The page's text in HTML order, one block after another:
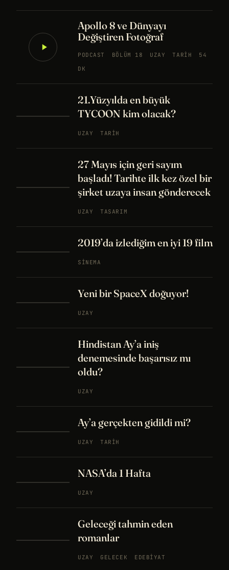
Apollo 8 ve Dünyayı
Değiştiren Fotoğraf
PODCAST BÖLÜM 18 UZAY TARIH
54
DK
21.Yüzyılda en büyük
TYCOON kim olacak?
UZAY TARIH
27 Mayıs için geri sayım
başladı! Tarihte ilk kez özel bir
şirket uzaya insan gönderecek
UZAY TASARIM
2019’da izlediğim en iyi 19 film
SINEMA
Yeni bir SpaceX doğuyor!
UZAY
Hindistan Ay’a iniş
denemesinde başarısız mı
oldu?
UZAY
Ay’a gerçekten gidildi mi?
UZAY TARIH
NASA’da 1 Hafta
UZAY
Geleceği tahmin eden
romanlar
UZAY GELECEK EDEBIYAT